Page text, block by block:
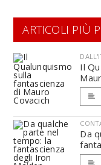
ARTICOLI PIÙ
Il
Da